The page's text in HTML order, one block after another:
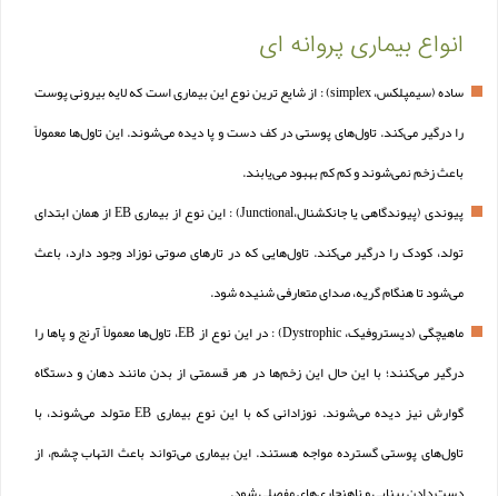
انواع بیماری پروانه ای
ساده (سیمپلکس، simplex) : از شایع‌ ترین نوع این بیماری است که لایه بیرونی پوست
را درگیر می‌کند. تاول‌های پوستی در کف دست و پا دیده می‌شوند. این تاول‌ها معمولاً
باعث زخم نمی‌‌‌شوند و کم کم بهبود می‌یابند.
پیوندی (پیوندگاهی یا جانکشنال،Junctional) : این نوع از بیماری EB از همان ابتدای
تولد، کودک را درگیر می‌کند. تاول‌هایی که در تارهای صوتی نوزاد وجود دارد، باعث
می‌شود تا هنگام گریه،‌ صدای متعارفی شنیده شود.
ماهیچگی (دیستروفیک، Dystrophic) : در این نوع از EB، تاول‌ها معمولاً آرنج و پاها را
درگیر می‌کنند؛ با این حال این زخم‌ها در هر قسمتی از بدن مانند دهان و دستگاه
گوارش نیز دیده می‌شوند. نوزادانی که با این نوع بیماری EB متولد می‌شوند، با
تاول‌های پوستی گسترده مواجه هستند. این بیماری می‌تواند باعث التهاب چشم،‌ از